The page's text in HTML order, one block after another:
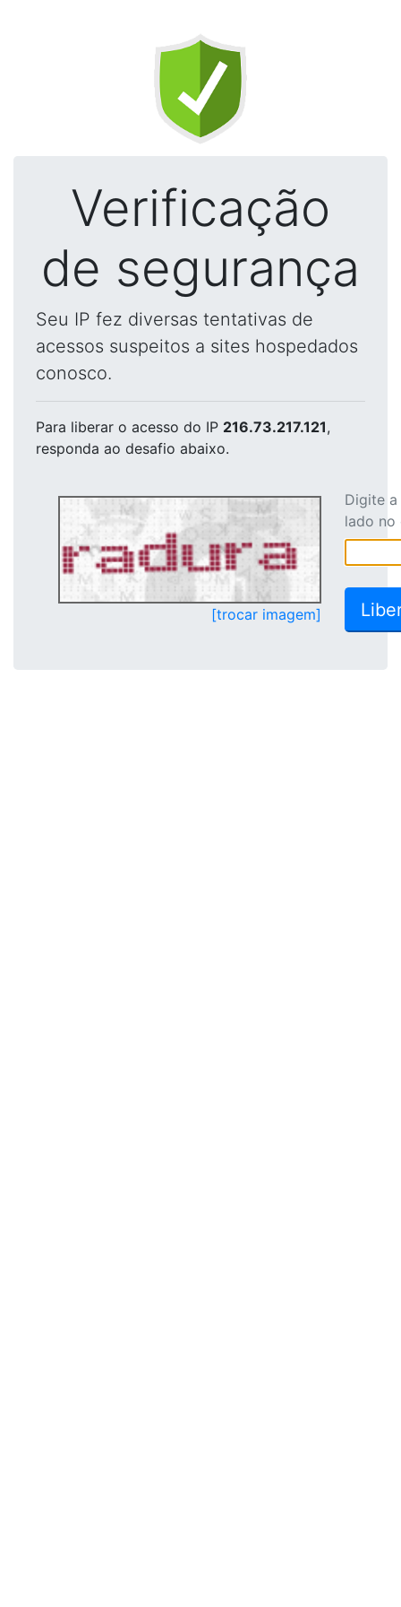
Verificação
de segurança
Seu IP fez diversas tentativas de
acessos suspeitos a sites hospedados
conosco.
Para liberar o acesso do IP 216.73.217.121,
responda ao desafio abaixo.
[trocar imagem]
Digite
lado no